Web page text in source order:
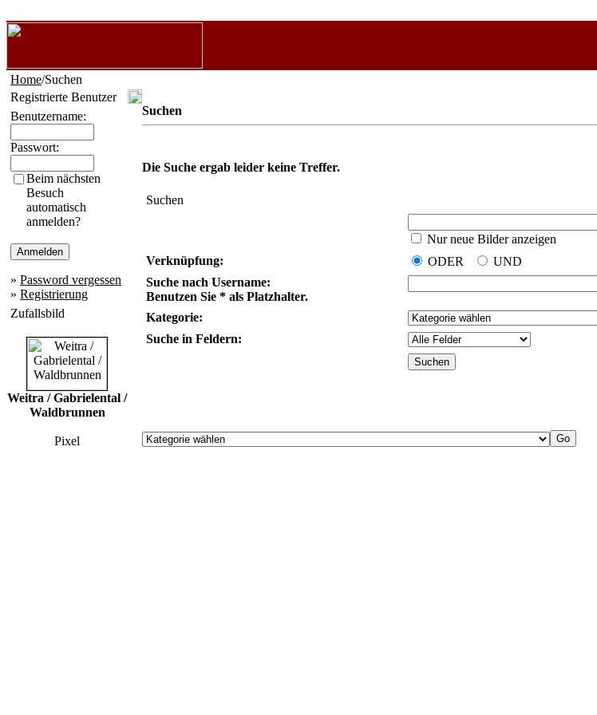
Home/Suchen
Registrierte Benutzer
Benutzername:
Passwort:
Beim nächsten
Besuch
automatisch
anmelden?
» Password vergessen
» Registrierung
Zufallsbild
Weitra / Gabrielental /
Waldbrunnen
Pixel
Suchen
Die Suche ergab leider keine Treffer.
Suchen
Nur neue Bilder anzeigen
Verknüpfung:
ODER
UND
Suche nach Username:
Benutzen Sie * als Platzhalter.
Kategorie:
Suche in Feldern: